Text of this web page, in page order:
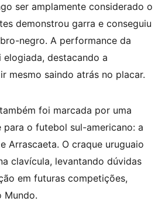
ser amplamente considerado o
demonstrou garra e conseguiu
negro. A performance da
destacando a
mesmo saindo atrás no placar.
foi marcada por uma
o futebol sul-americano: a
Arrascaeta. O craque uruguaio
clavícula, levantando dúvidas
em futuras competições,
Mundo.